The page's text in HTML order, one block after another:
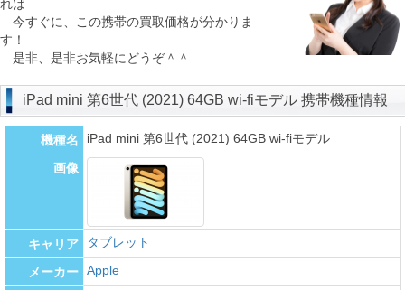
れば
今すぐに、この携帯の買取価格が分かりま
す！
是非、是非お気軽にどうぞ＾＾
iPad mini 第6世代 (2021) 64GB wi-fiモデル 携帯機種情報
機種名 iPad mini 第6世代 (2021) 64GB wi-fiモデル
画像
キャリア タブレット
メーカー Apple